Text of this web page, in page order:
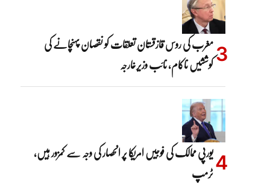
مغرب کی روس قازقستان تعلقات کو نقصان پہنچانے کی
کوششیں ناکام، نائب وزیرخارجہ
یورپی ممالک کی فوجیں امریکا پر انحصار کی وجہ سے کمزور ہیں،
ٹرمپ